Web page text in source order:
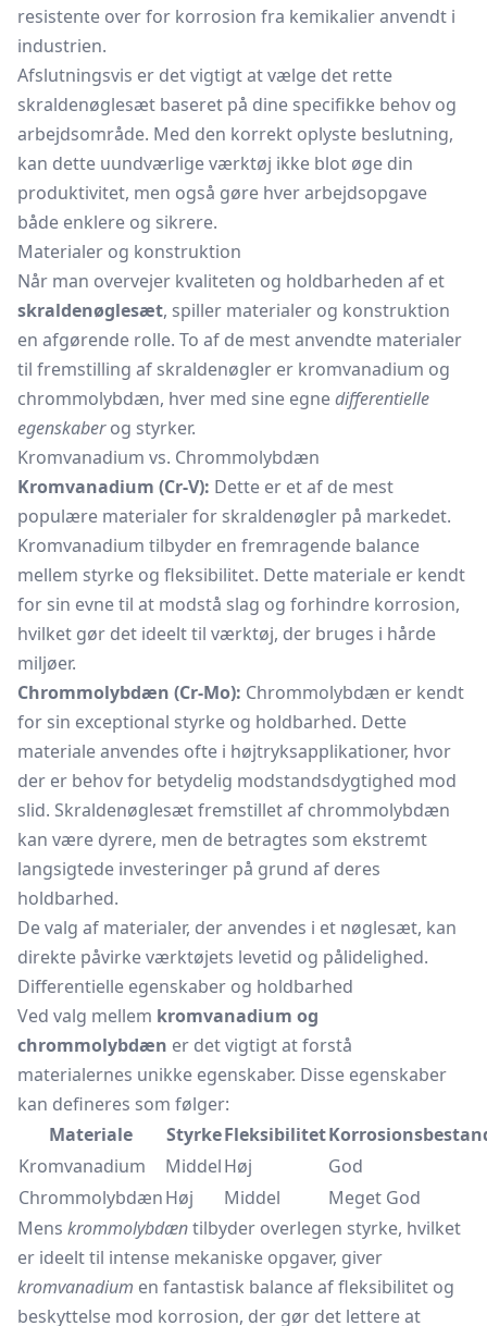
resistente over for korrosion fra kemikalier anvendt i
industrien.
Afslutningsvis er det vigtigt at vælge det rette
skraldenøglesæt baseret på dine specifikke behov og
arbejdsområde. Med den korrekt oplyste beslutning,
kan dette uundværlige værktøj ikke blot øge din
produktivitet, men også gøre hver arbejdsopgave
både enklere og sikrere.
Materialer og konstruktion
Når man overvejer kvaliteten og holdbarheden af et
skraldenøglesæt, spiller materialer og konstruktion
en afgørende rolle. To af de mest anvendte materialer
til fremstilling af skraldenøgler er kromvanadium og
chrommolybdæn, hver med sine egnedifferentielle
egenskaberog styrker.
Kromvanadium vs. Chrommolybdæn
Kromvanadium (Cr-V): Dette er et af de mest
populære materialer for skraldenøgler på markedet.
Kromvanadium tilbyder en fremragende balance
mellem styrke og fleksibilitet. Dette materiale er kendt
for sin evne til at modstå slag og forhindre korrosion,
hvilket gør det ideelt til værktøj, der bruges i hårde
miljøer.
Chrommolybdæn (Cr-Mo): Chrommolybdæn er kendt
for sin exceptional styrke og holdbarhed. Dette
materiale anvendes ofte i højtryksapplikationer, hvor
der er behov for betydelig modstandsdygtighed mod
slid. Skraldenøglesæt fremstillet af chrommolybdæn
kan være dyrere, men de betragtes som ekstremt
langsigtede investeringer på grund af deres
holdbarhed.
De valg af materialer, der anvendes i et nøglesæt, kan
direkte påvirke værktøjets levetid og pålidelighed.
Differentielle egenskaber og holdbarhed
Ved valg mellem kromvanadium og
chrommolybdæn er det vigtigt at forstå
materialernes unikke egenskaber. Disse egenskaber
kan defineres som følger:
Materiale
StyrkeFleksibilitet
Kromvanadium
MiddelHøj
God
ChrommolybdænHøj Middel
Meget God
Mens krommolybdæntilbyder overlegen styrke, hvilket
er ideelt til intense mekaniske opgaver, giver
kromvanadium en fantastisk balance af fleksibilitet og
beskyttelse mod korrosion, der gør det lettere at